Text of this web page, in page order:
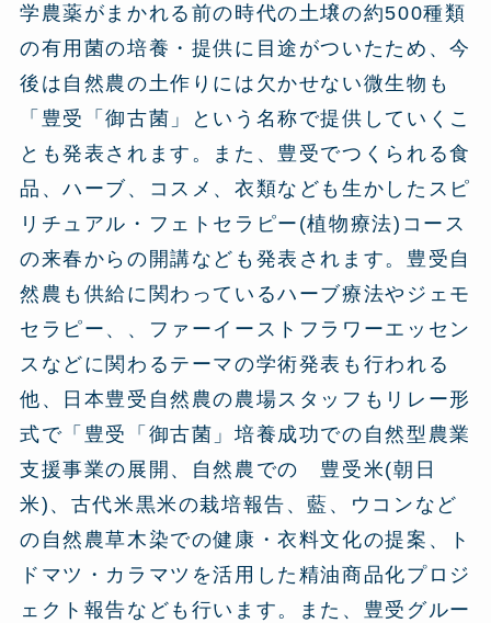
学農薬がまかれる前の時代の土壌の約500種類
の有用菌の培養・提供に目途がついたため、今
後は自然農の土作りには欠かせない微生物も
「豊受「御古菌」という名称で提供していくこ
とも発表されます。また、豊受でつくられる食
品、ハーブ、コスメ、衣類なども生かしたスピ
リチュアル・フェトセラピー(植物療法)コース
の来春からの開講なども発表されます。豊受自
然農も供給に関わっているハーブ療法やジェモ
セラピー、、ファーイーストフラワーエッセン
スなどに関わるテーマの学術発表も行われる
他、日本豊受自然農の農場スタッフもリレー形
式で「豊受「御古菌」培養成功での自然型農業
支援事業の展開、自然農での 豊受米(朝日
米)、古代米黒米の栽培報告、藍、ウコンなど
の自然農草木染での健康・衣料文化の提案、ト
ドマツ・カラマツを活用した精油商品化プロジ
ェクト報告なども行います。また、豊受グルー